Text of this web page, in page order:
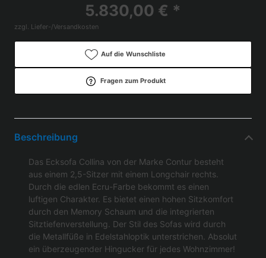
5.830,00 € *
zzgl. Liefer-/Versandkosten
Auf die Wunschliste
Fragen zum Produkt
Beschreibung
Das Ecksofa Collina von der Marke Contur besteht
aus einem 2,5-Sitzer mit einem Longchair rechts.
Durch die edlen Ecru-Farbe bekommt es einen
luftigen Charakter. Es bietet einen hohen Sitzkomfort
durch den Memory Schaum und die integrierten
Sitztiefenverstellung. Der Stil des Sofas wird durch
die Metallfüße in Edelstahloptik unterstrichen. Absolut
ein überzeugender Hingucker für jedes Wohnzimmer!